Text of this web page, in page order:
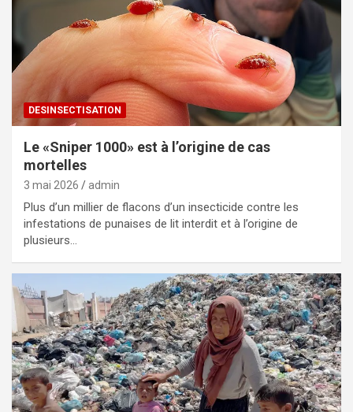
DESINSECTISATION
Le «Sniper 1000» est à l’origine de cas
mortelles
3 mai 2026 admin
Plus d’un millier de flacons d’un insecticide contre les
infestations de punaises de lit interdit et à l’origine de
plusieurs…